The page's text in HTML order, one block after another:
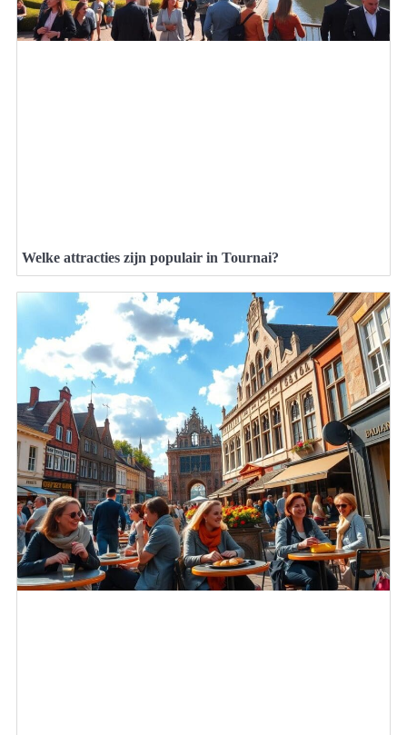
Welke attracties zijn populair in Tournai?